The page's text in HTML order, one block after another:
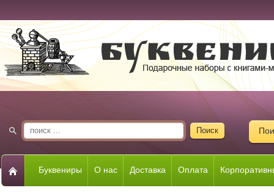
Буквениры О нас Доставка Оплата